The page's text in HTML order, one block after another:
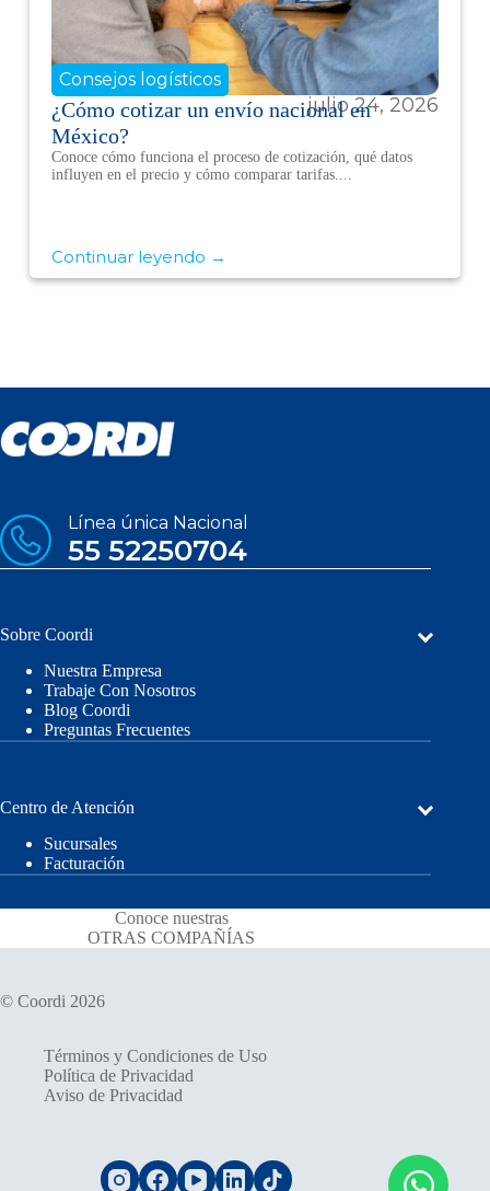
julio 24, 2026
Consejos logísticos
¿Cómo cotizar un envío nacional en
México?
Conoce cómo funciona el proceso de cotización, qué datos
influyen en el precio y cómo comparar tarifas....
Continuar leyendo →
Línea única Nacional
55 52250704
Sobre Coordi
Nuestra Empresa
Trabaje Con Nosotros
Blog Coordi
Preguntas Frecuentes
Centro de Atención
Sucursales
Facturación
Conoce nuestras
OTRAS COMPAÑÍAS
© Coordi 2026
Términos y Condiciones de Uso
Política de Privacidad
Aviso de Privacidad